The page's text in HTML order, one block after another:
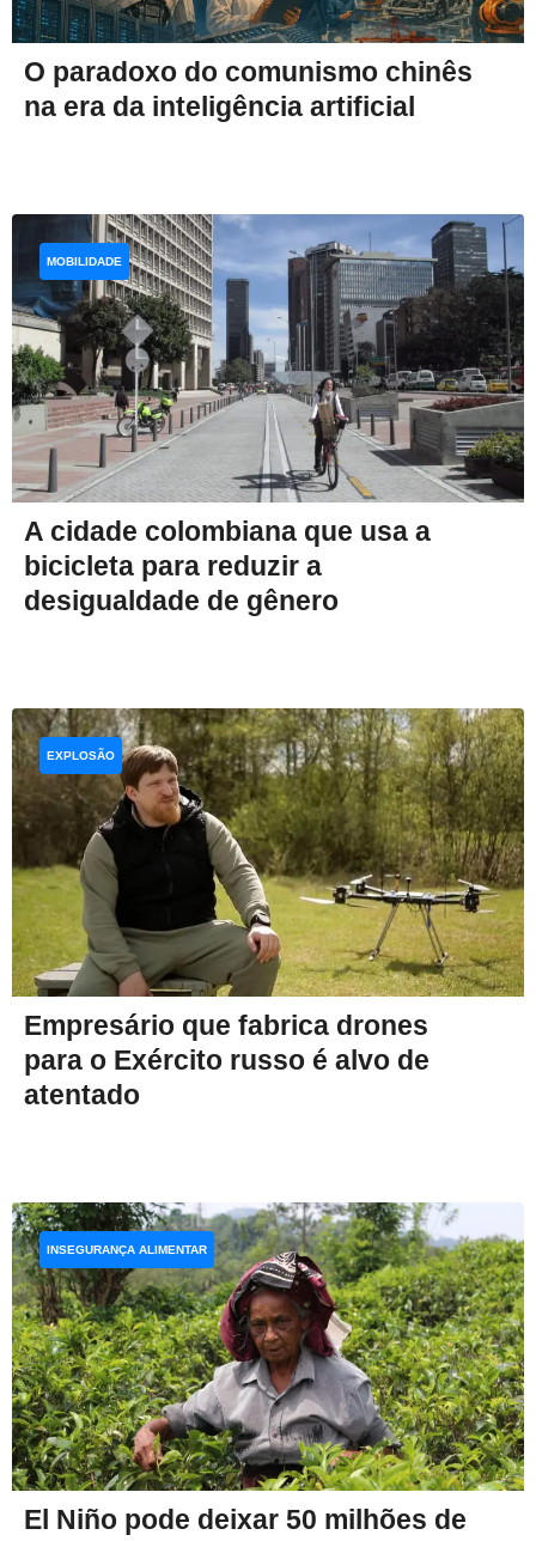
O paradoxo do comunismo chinês
na era da inteligência artificial
A cidade colombiana que usa a
bicicleta para reduzir a
desigualdade de gênero
MOBILIDADE
Empresário que fabrica drones
para o Exército russo é alvo de
atentado
EXPLOSÃO
El Niño pode deixar 50 milhões de
INSEGURANÇA ALIMENTAR